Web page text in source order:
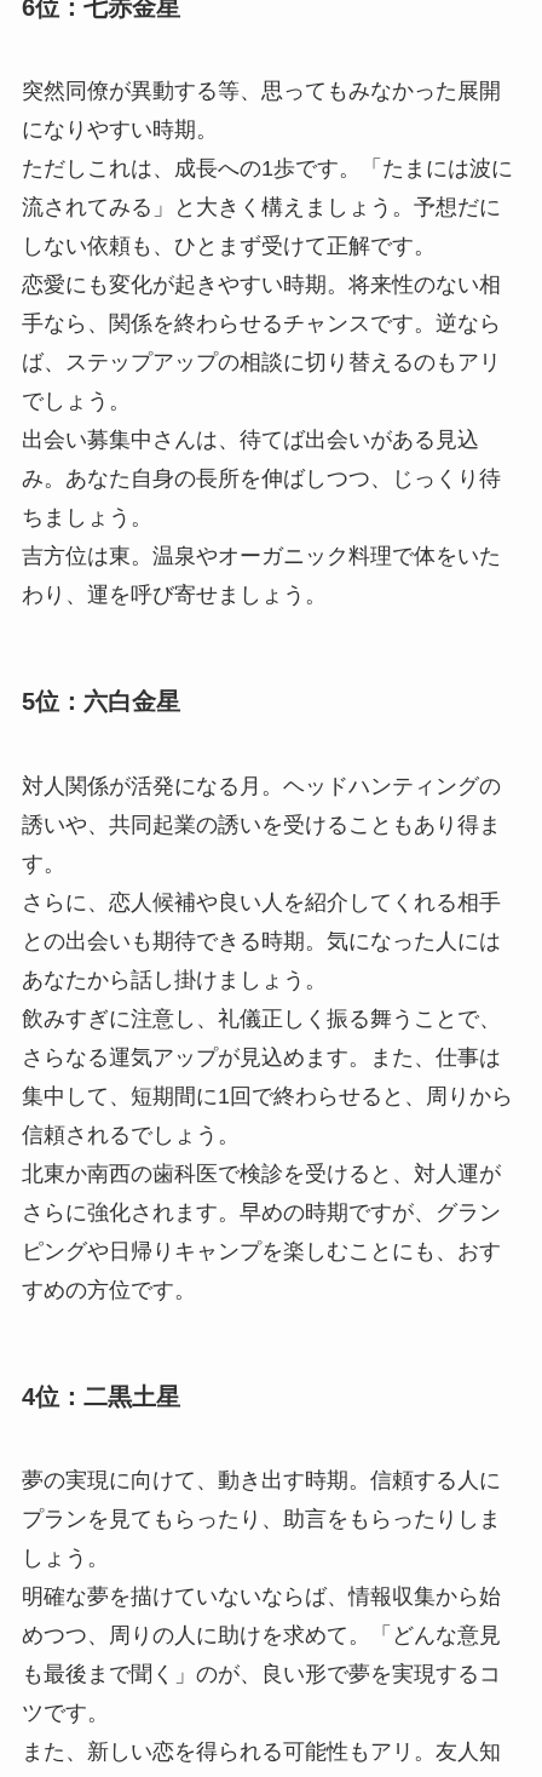
6位：七赤金星
突然同僚が異動する等、思ってもみなかった展開
になりやすい時期。
ただしこれは、成長への1歩です。「たまには波に
流されてみる」と大きく構えましょう。予想だに
しない依頼も、ひとまず受けて正解です。
恋愛にも変化が起きやすい時期。将来性のない相
手なら、関係を終わらせるチャンスです。逆なら
ば、ステップアップの相談に切り替えるのもアリ
でしょう。
出会い募集中さんは、待てば出会いがある見込
み。あなた自身の長所を伸ばしつつ、じっくり待
ちましょう。
吉方位は東。温泉やオーガニック料理で体をいた
わり、運を呼び寄せましょう。
5位：六白金星
対人関係が活発になる月。ヘッドハンティングの
誘いや、共同起業の誘いを受けることもあり得ま
す。
さらに、恋人候補や良い人を紹介してくれる相手
との出会いも期待できる時期。気になった人には
あなたから話し掛けましょう。
飲みすぎに注意し、礼儀正しく振る舞うことで、
さらなる運気アップが見込めます。また、仕事は
集中して、短期間に1回で終わらせると、周りから
信頼されるでしょう。
北東か南西の歯科医で検診を受けると、対人運が
さらに強化されます。早めの時期ですが、グラン
ピングや日帰りキャンプを楽しむことにも、おす
すめの方位です。
4位：二黒土星
夢の実現に向けて、動き出す時期。信頼する人に
プランを見てもらったり、助言をもらったりしま
しょう。
明確な夢を描けていないならば、情報収集から始
めつつ、周りの人に助けを求めて。「どんな意見
も最後まで聞く」のが、良い形で夢を実現するコ
ツです。
また、新しい恋を得られる可能性もアリ。友人知